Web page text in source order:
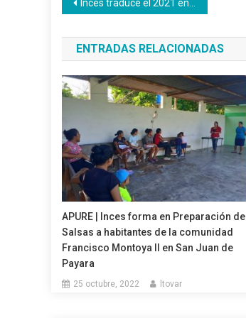
de
entradas
Inces traduce el 2021 en política pública, aula virtual y producción
ENTRADAS RELACIONADAS
APURE | Inces forma en Preparación de
Salsas a habitantes de la comunidad
Francisco Montoya II en San Juan de
Payara
25 octubre, 2022 ltovar